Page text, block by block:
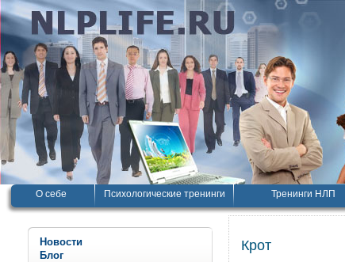
О себе Психологические тренинги Тренинги НЛП
Новости
Блог
Крот